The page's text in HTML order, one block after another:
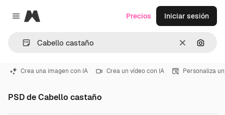
Close menu
Magnific
Borrar
Precios Iniciar sesión
Crea una imagen con IA Crea un vídeo con IA Personaliza
PSD de Cabello castaño